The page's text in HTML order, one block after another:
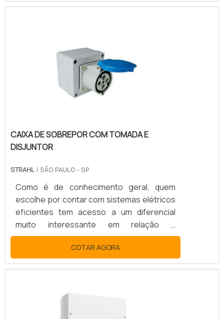
de comprar a caixa de passagem elétrica é
preciso analisar a fiação elétrica da
edificação. Por e.
CAIXA DE SOBREPOR COM TOMADA E
DISJUNTOR
STRAHL / SÃO PAULO - SP
Como é de conhecimento geral, quem
escolhe por contar com sistemas elétricos
eficientes tem acesso a um diferencial
muito interessante em relação à
concorrência, já que é através de
equipamentos como a caixa de sobrepor
com tomada e disjuntor que as máquinas e
funcionamento com grande eficiência e
sem nenhum tipo de interrupção.Contudo,
COTAR AGORA